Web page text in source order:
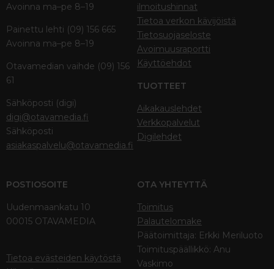
Avoinna ma–pe 8–19
Painettu lehti (09) 156 665
Avoinna ma–pe 8–19
Otavamedian vaihde (09) 156
61
Sähköposti (digi)
digi@otavamedia.fi
Sähköposti
asiakaspalvelu@otavamedia.fi
ilmoitushinnat
Tietoa verkon kävijöistä
Tietosuojaseloste
Avoimuusraportti
Käyttöehdot
TUOTTEET
Aikakauslehdet
Verkkopalvelut
Digilehdet
POSTIOSOITE
Uudenmaankatu 10
00015 OTAVAMEDIA
Tietoa evästeiden käytöstä
OTA YHTEYTTÄ
Toimitus
Palautelomake
Päätoimittaja: Erkki Meriluoto
Toimituspäällikkö: Anu
Vaskimo